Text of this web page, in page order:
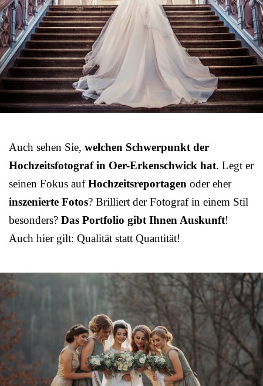
Auch sehen Sie, welchen Schwerpunkt der
Hochzeitsfotograf in Oer-Erkenschwick hat. Legt er
seinen Fokus aufHochzeitsreportagen oder eher
inszenierte Fotos? Brilliert der Fotograf in einem Stil
besonders? Das Portfolio gibt Ihnen Auskunft!
Auch hier gilt: Qualität statt Quantität!